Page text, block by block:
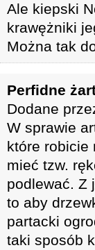
Ale kiepski
krawężniki
Można tak
Perfidne
Dodane
W sprawie
które robicie
mieć tzw.
podlewać. Z
to aby
partacki
taki sposób